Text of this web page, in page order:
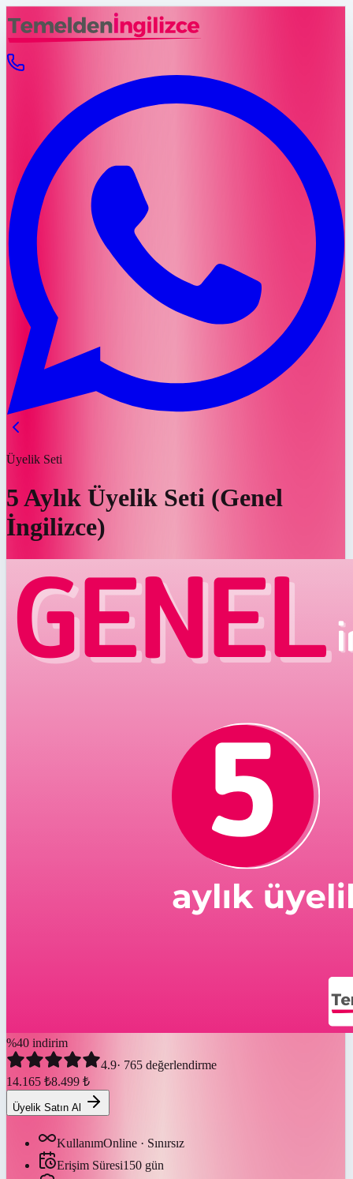
Üyelik Seti
5 Aylık Üyelik Seti (Genel
İngilizce)
%40 indirim
4.9· 765 değerlendirme
14.165 ₺8.499 ₺
Üyelik Satın Al
KullanımOnline · Sınırsız
Erişim Süresi150 gün